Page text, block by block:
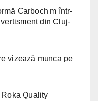
Carbochim într-
din Cluj-
vizează munca pe
Quality